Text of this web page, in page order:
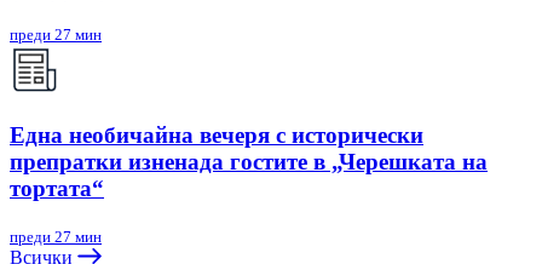
преди 27 мин
Една необичайна вечеря с исторически
препратки изненада гостите в „Черешката на
тортата“
преди 27 мин
Всички